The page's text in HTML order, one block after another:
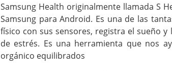
Samsung Health originalmente llamada S
Samsung para Android. Es una de las
físico con sus sensores, registra el sueño
de estrés. Es una herramienta que nos
orgánico equilibrados